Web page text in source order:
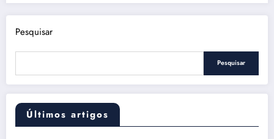
Pesquisar
Pesquisar
Últimos artigos